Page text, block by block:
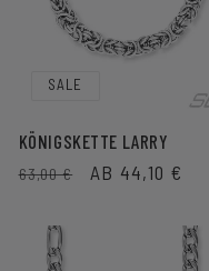
SALE
KÖNIGSKETTE LARRY
NORMALER
63,00 € AB 44,10 €